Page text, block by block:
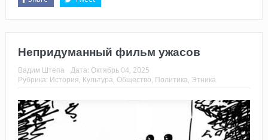
Непридуманный фильм ужасов
Вадим Штепа Дата: Октябрь 04, 2025
Рубрика: История Культура Общество Политика Этника